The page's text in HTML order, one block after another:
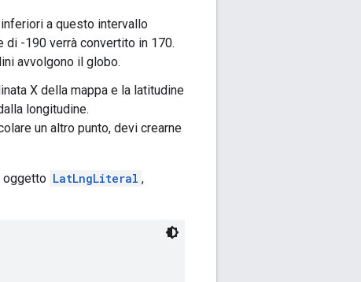
a questo intervallo
di -190 verrà convertito in 170.
avvolgono il globo.
X della mappa e la latitudine
longitudine.
un altro punto, devi crearne
oggetto LatLngLiteral ,